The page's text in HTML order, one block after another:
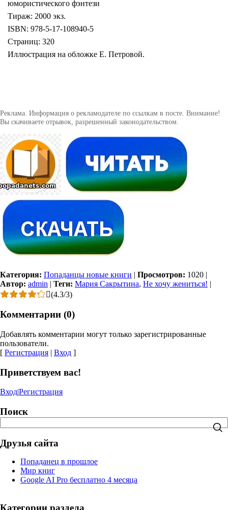
юмористического фэнтези
Тираж: 2000 экз.
ISBN: 978-5-17-108940-5
Страниц: 320
Иллюстрация на обложке Е. Петровой.
Реклама. Информация о рекламодателе по ссылкам в посте. Внимание!
Вы скачиваете отрывок, разрешенный законодательством.
Категория: Попаданцы новые книги | Просмотров: 1020 |
Автор: admin | Теги: Мария Сакрытина, Не хочу жениться! |
(4.3/3)
Комментарии (0)
Добавлять комментарии могут только зарегистрированные
пользователи.
[ Регистрация | Вход ]
Приветствуем вас!
Вход|Регистрация
Поиск
Друзья сайта
Попаданец в прошлое
Мир книг
Google AI Pro бесплатно 4 месяца
Категории раздела